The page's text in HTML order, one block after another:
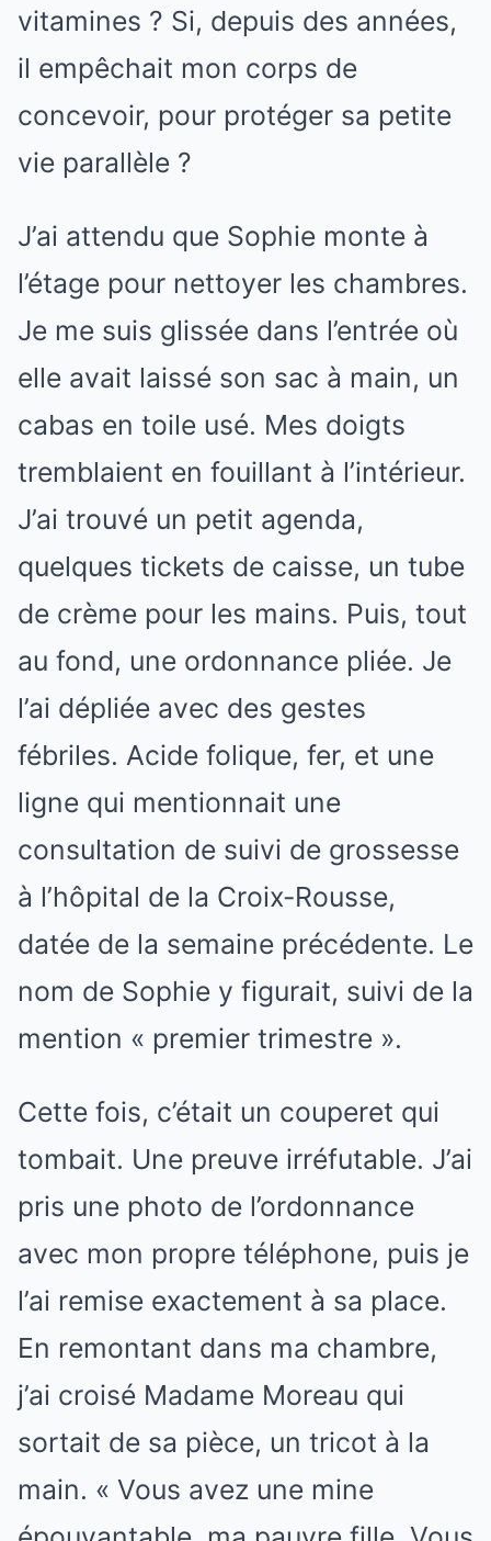
vitamines ? Si, depuis des années,
il empêchait mon corps de
concevoir, pour protéger sa petite
vie parallèle ?
J’ai attendu que Sophie monte à
l’étage pour nettoyer les chambres.
Je me suis glissée dans l’entrée où
elle avait laissé son sac à main, un
cabas en toile usé. Mes doigts
tremblaient en fouillant à l’intérieur.
J’ai trouvé un petit agenda,
quelques tickets de caisse, un tube
de crème pour les mains. Puis, tout
au fond, une ordonnance pliée. Je
l’ai dépliée avec des gestes
fébriles. Acide folique, fer, et une
ligne qui mentionnait une
consultation de suivi de grossesse
à l’hôpital de la Croix-Rousse,
datée de la semaine précédente. Le
nom de Sophie y figurait, suivi de la
mention « premier trimestre ».
Cette fois, c’était un couperet qui
tombait. Une preuve irréfutable. J’ai
pris une photo de l’ordonnance
avec mon propre téléphone, puis je
l’ai remise exactement à sa place.
En remontant dans ma chambre,
j’ai croisé Madame Moreau qui
sortait de sa pièce, un tricot à la
main. « Vous avez une mine